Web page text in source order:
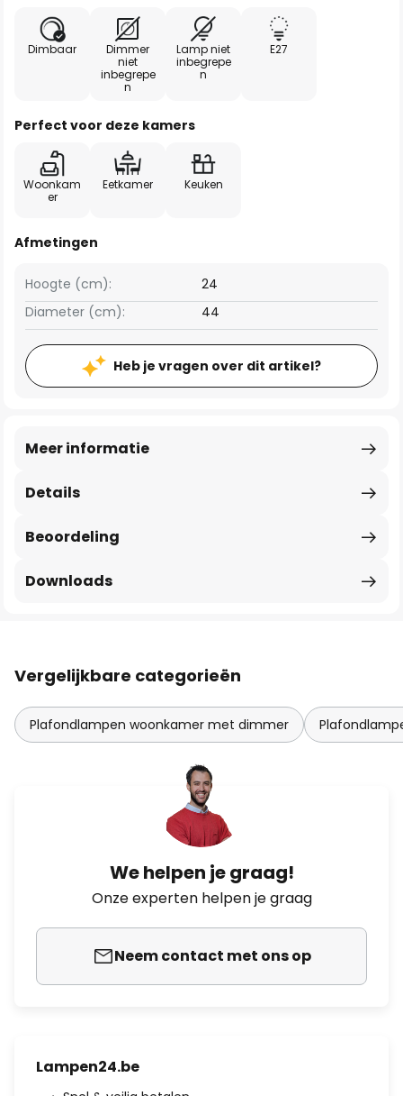
Dimbaar
Dimmer
niet
inbegrepe
n
Lamp niet
inbegrepe
n
E27
Perfect voor deze kamers
Woonkam
er
Eetkamer Keuken
Afmetingen
Hoogte (cm):
24
Diameter (cm):
44
Heb je vragen over dit artikel?
Details
Meer informatie
Beoordeling
Downloads
Vergelijkbare categorieën
Plafondlampen woonkamer met dimmer
We helpen je graag!
Onze experten helpen je graag
Neem contact met ons op
Lampen24.be